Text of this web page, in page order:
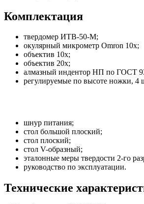
Комплектация
твердомер ИТВ-50-М;
окулярный микрометр Omron 10х;
объектив 10х;
объектив 20х;
алмазный индентор НП по ГОСТ
регулируемые по высоте ножки, 4
шнур питания;
стол большой плоский;
стол плоский;
стол V-образный;
эталонные меры твердости 2-го
руководство по эксплуатации.
Технические